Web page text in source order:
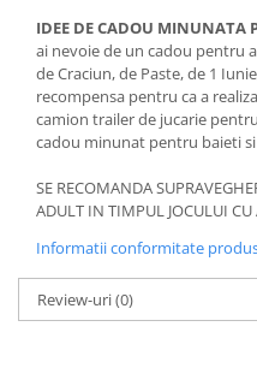
IDEE DE CADOU MINUNATA
ai nevoie de un cadou pentru
de Craciun, de Paste, de 1
recompensa pentru ca a
camion trailer de jucarie
cadou minunat pentru baieti
SE RECOMANDA
ADULT IN TIMPUL JOCULUI CU
Informatii conformitate
Review-uri(0)